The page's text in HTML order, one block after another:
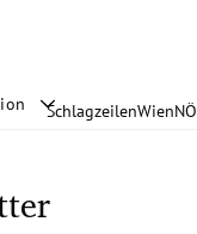
SchlagzeilenWienNÖ